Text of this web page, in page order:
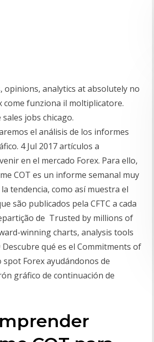
analytics at absolutely no
funziona il moltiplicatore.
jobs chicago.
el análisis de los informes
4 Jul 2017 artículos a
en el mercado Forex. Para ello,
COT es un informe semanal muy
tendencia, como así muestra el
são publicados pela CFTC a cada
de Trusted by millions of
winning charts, analysis tools
qué es el Commitments of
spot Forex ayudándonos de
gráfico de continuación de